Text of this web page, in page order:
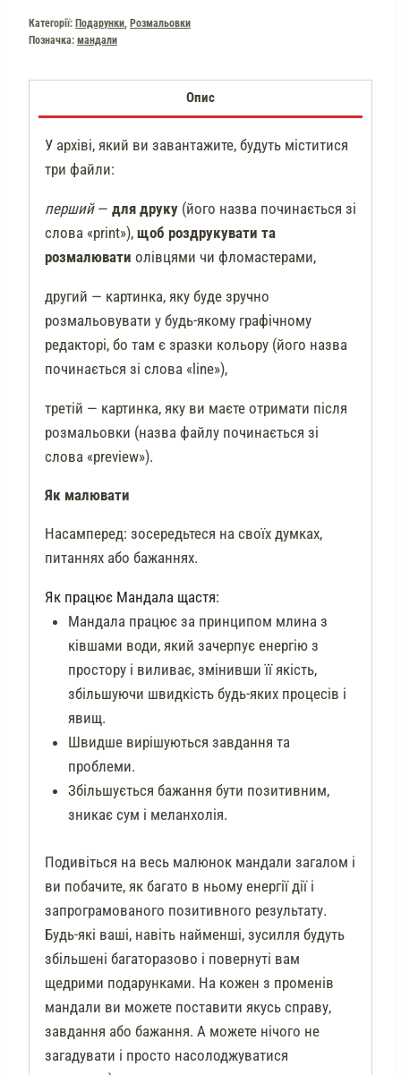
Категорії: Подарунки Розмальовки
Позначка: мандали
Опис
У архіві, який ви завантажите, будуть міститися
три файли:
перший— для друку (його назва починається зі
слова «print»), щоб роздрукувати та
розмалювати олівцями чи фломастерами,
другий — картинка, яку буде зручно
розмальовувати у будь-якому графічному
редакторі, бо там є зразки кольору (його назва
починається зі слова «line»),
третій — картинка, яку ви маєте отримати після
розмальовки (назва файлу починається зі
слова «preview»).
Як малювати
Насамперед: зосередьтеся на своїх думках,
питаннях або бажаннях.
Як працює Мандала щастя:
Мандала працює за принципом млина з
ківшами води, який зачерпує енергію з
простору і виливає, змінивши її якість,
збільшуючи швидкість будь-яких процесів і
явищ.
Швидше вирішуються завдання та
проблеми.
Збільшується бажання бути позитивним,
зникає сум і меланхолія.
Подивіться на весь малюнок мандали загалом і
ви побачите, як багато в ньому енергії дії і
запрограмованого позитивного результату.
Будь-які ваші, навіть найменші, зусилля будуть
збільшені багаторазово і повернуті вам
щедрими подарунками. На кожен з променів
мандали ви можете поставити якусь справу,
завдання або бажання. А можете нічого не
загадувати і просто насолоджуватися